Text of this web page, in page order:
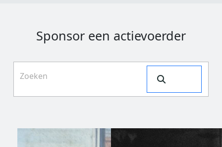
Sponsor een actievoerder